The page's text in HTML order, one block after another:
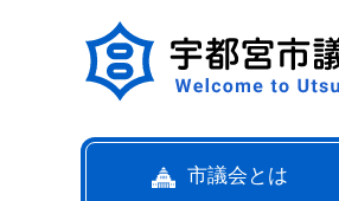
市議会とは